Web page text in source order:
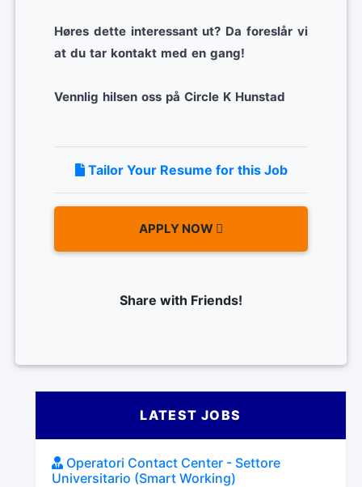
Høres dette interessant ut? Da foreslår vi
at du tar kontakt med en gang!
Vennlig hilsen oss på Circle K Hunstad
Tailor Your Resume for this Job
APPLY NOW
Share with Friends!
LATEST JOBS
Operatori Contact Center - Settore
Universitario (Smart Working)